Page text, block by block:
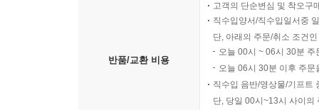
반품/교환 비용
고객의 단순변심 및 착오구
직수입양서/직수입일서중
단, 아래의 주문/취소 조건
오늘 00시 ~ 06시 30분
오늘 06시 30분 이후 주
직수입 음반/영상물/기프트
단, 당일 00시~13시 사이의